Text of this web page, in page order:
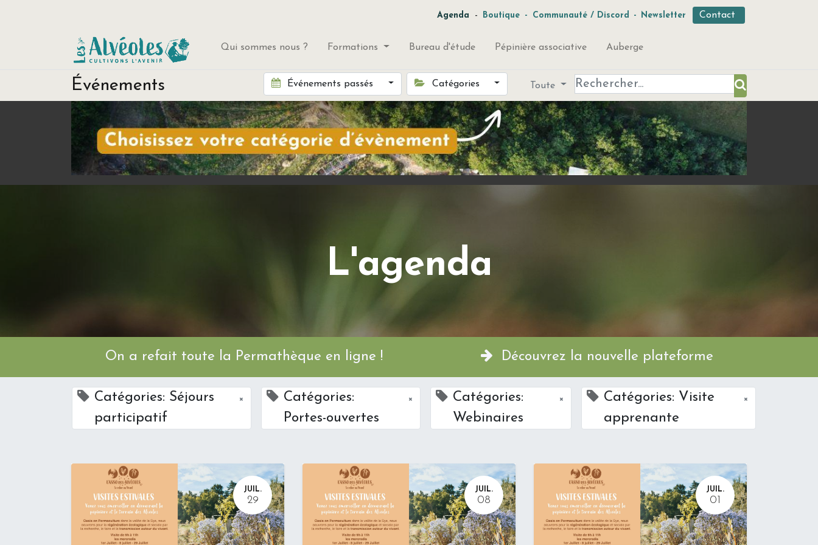
Agenda - Boutique - Communauté / Discord - Newsletter Contact
Qui sommes nous ? Formations Bureau d'étude Pépinière associative Auberge
Événements Événements passés Catégories Toute
L'agenda
On a refait toute la Permathèque en ligne ! Découvrez la nouvelle plateforme
Catégories: Séjours
participatif
×
Catégories:
Portes-ouvertes
×
Catégories:
Webinaires
×
Catégories: Visite
apprenante
×
JUIL.
29
JUIL.
08
JUIL.
01